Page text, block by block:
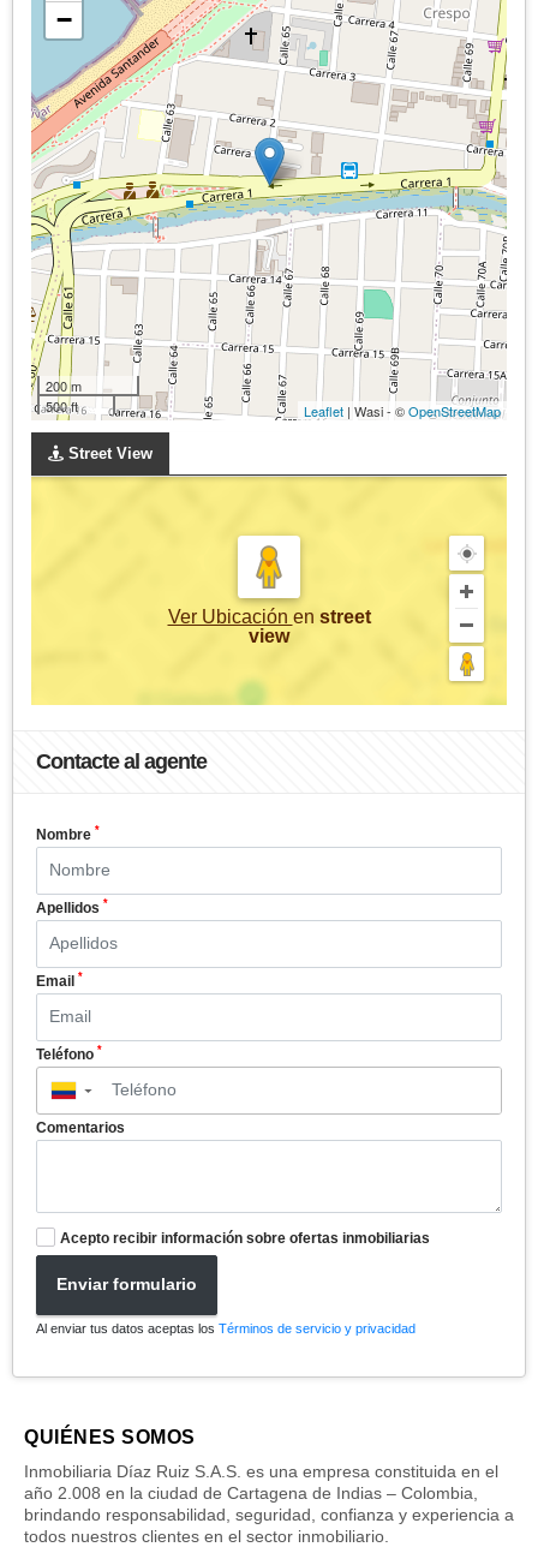
−
200 m
500 ft
Leaflet | Wasi - ©OpenStreetMap
Street View
Ver Ubicación en street
view
Contacte al agente
Nombre *
Apellidos *
Email *
Teléfono *
▼
Comentarios
Acepto recibir información sobre ofertas inmobiliarias
Enviar formulario
Al enviar tus datos aceptas los Términos de servicio y privacidad
QUIÉNES SOMOS
Inmobiliaria Díaz Ruiz S.A.S. es una empresa constituida en el
año 2.008 en la ciudad de Cartagena de Indias – Colombia,
brindando responsabilidad, seguridad, confianza y experiencia a
todos nuestros clientes en el sector inmobiliario.